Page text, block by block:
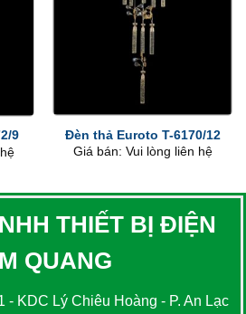
9
Đèn thả Euroto T-6170/12
Giá bán: Vui lòng liên hệ
THIẾT BỊ ĐIỆN
QUANG
KDC Lý Chiêu Hoàng - P. An Lạc